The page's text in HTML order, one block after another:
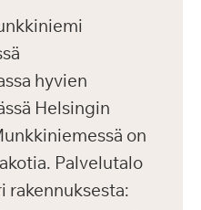
hyvien
Helsingin
on
Palvelutalo
rakennuksesta: